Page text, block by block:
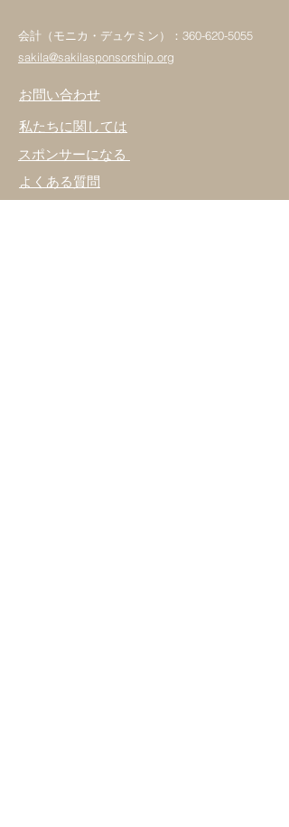
会計（モニカ・デュケミン）：360-620-5055
sakila@sakilasponsorship.org
お問い合わせ
私たちに関しては
スポンサーになる
よくある質問